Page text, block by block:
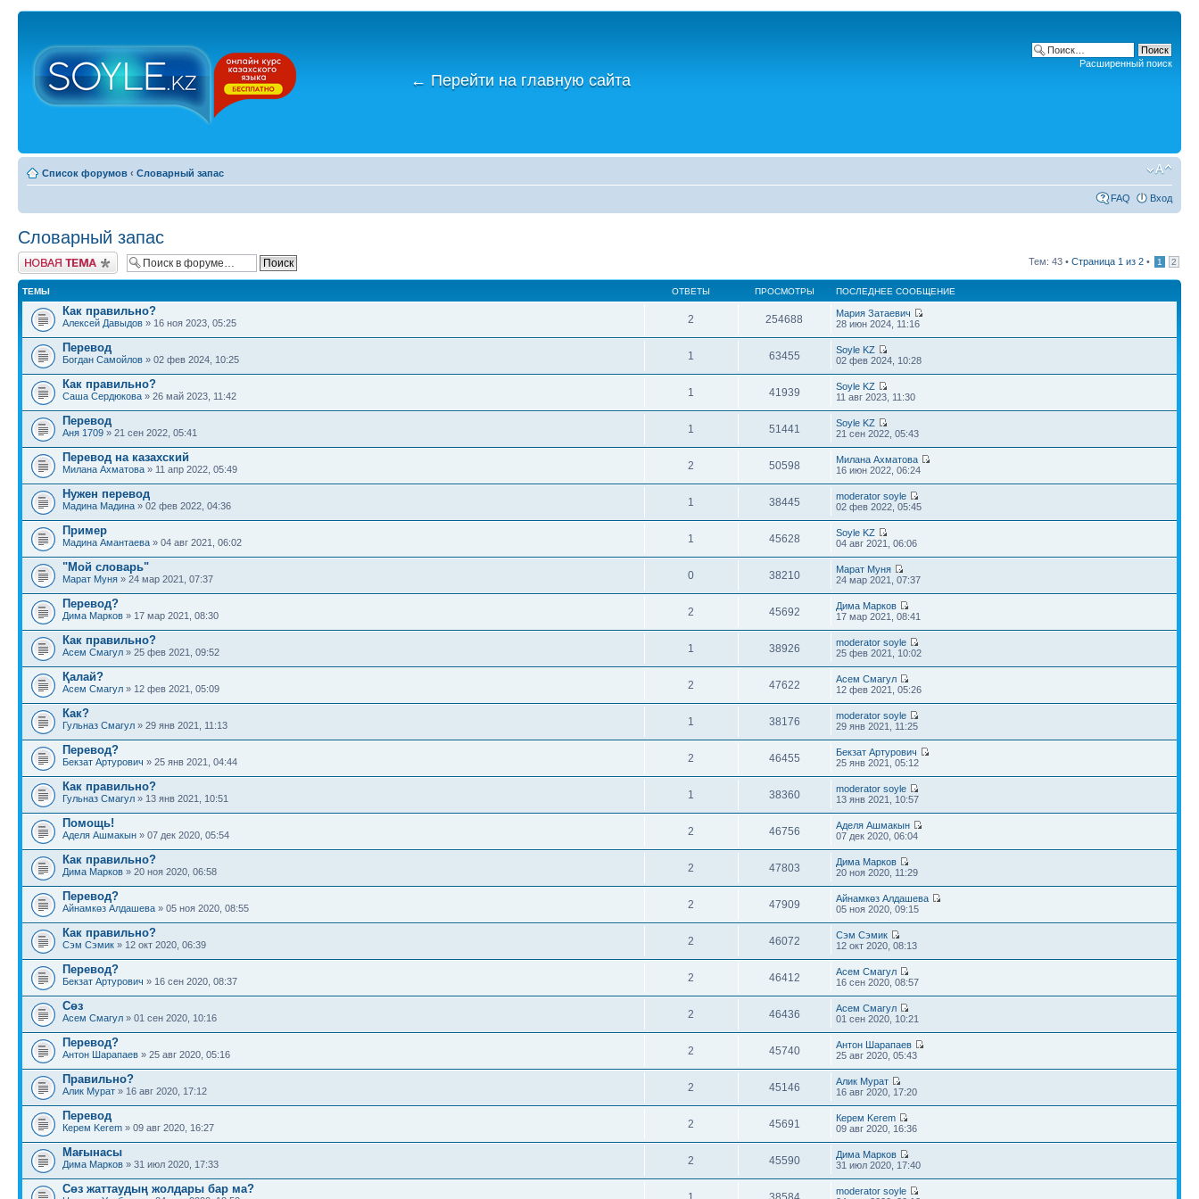
← Перейти на главную сайта
Расширенный поиск
Список форумов ‹ Словарный запас
FAQ Вход
Словарный запас
Новая тема Тем: 43 • Страница 1 из 2 • 1 2
ТЕМЫ ОТВЕТЫ ПРОСМОТРЫ ПОСЛЕДНЕЕ СООБЩЕНИЕ
Как правильно?
Алексей Давыдов » 16 ноя 2023, 05:25 2 254688
Мария Затаевич
28 июн 2024, 11:16
Перевод
Богдан Самойлов » 02 фев 2024, 10:25 1 63455
Soyle KZ
02 фев 2024, 10:28
Как правильно?
Саша Сердюкова » 26 май 2023, 11:42 1 41939
Soyle KZ
11 авг 2023, 11:30
Перевод
Аня 1709 » 21 сен 2022, 05:41 1 51441
Soyle KZ
21 сен 2022, 05:43
Перевод на казахский
Милана Ахматова » 11 апр 2022, 05:49 2 50598
Милана Ахматова
16 июн 2022, 06:24
Нужен перевод
Мадина Мадина » 02 фев 2022, 04:36 1 38445
moderator soyle
02 фев 2022, 05:45
Пример
Мадина Амантаева » 04 авг 2021, 06:02 1 45628
Soyle KZ
04 авг 2021, 06:06
"Мой словарь"
Марат Муня » 24 мар 2021, 07:37 0 38210
Марат Муня
24 мар 2021, 07:37
Перевод?
Дима Марков » 17 мар 2021, 08:30 2 45692
Дима Марков
17 мар 2021, 08:41
Как правильно?
Асем Смагул » 25 фев 2021, 09:52 1 38926
moderator soyle
25 фев 2021, 10:02
Қалай?
Асем Смагул » 12 фев 2021, 05:09 2 47622
Асем Смагул
12 фев 2021, 05:26
Как?
Гульназ Смагул » 29 янв 2021, 11:13 1 38176
moderator soyle
29 янв 2021, 11:25
Перевод?
Бекзат Артурович » 25 янв 2021, 04:44 2 46455
Бекзат Артурович
25 янв 2021, 05:12
Как правильно?
Гульназ Смагул » 13 янв 2021, 10:51 1 38360
moderator soyle
13 янв 2021, 10:57
Помощь!
Аделя Ашмакын » 07 дек 2020, 05:54 2 46756
Аделя Ашмакын
07 дек 2020, 06:04
Как правильно?
Дима Марков » 20 ноя 2020, 06:58 2 47803
Дима Марков
20 ноя 2020, 11:29
Перевод?
Айнамкөз Алдашева » 05 ноя 2020, 08:55 2 47909
Айнамкөз Алдашева
05 ноя 2020, 09:15
Как правильно?
Сэм Сэмик » 12 окт 2020, 06:39 2 46072
Сэм Сэмик
12 окт 2020, 08:13
Перевод?
Бекзат Артурович » 16 сен 2020, 08:37 2 46412
Асем Смагул
16 сен 2020, 08:57
Сөз
Асем Смагул » 01 сен 2020, 10:16 2 46436
Асем Смагул
01 сен 2020, 10:21
Перевод?
Антон Шарапаев » 25 авг 2020, 05:16 2 45740
Антон Шарапаев
25 авг 2020, 05:43
Правильно?
Алик Мурат » 16 авг 2020, 17:12 2 45146
Алик Мурат
16 авг 2020, 17:20
Перевод
Керем Kerem » 09 авг 2020, 16:27 2 45691
Керем Kerem
09 авг 2020, 16:36
Мағынасы
Дима Марков » 31 июл 2020, 17:33 2 45590
Дима Марков
31 июл 2020, 17:40
Сөз жаттаудың жолдары бар ма?
moderator soyle